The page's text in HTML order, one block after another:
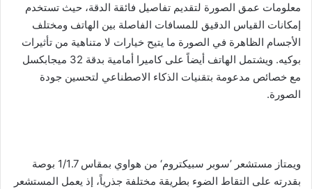
معلومات عمق الصورة لتقديم تفاصيل فائقة الدقة، حيث تستخدم
إمكانات القياس الدقيق للمسافات الفاصلة بين الهاتف ومختلف
الأجسام الظاهرة في الصورة ما يتيح خيارات لا متناهية من تأثيرات
بوكيه. ويشتمل الهاتف أيضاً على كاميرا أمامية بدقة 32 ميجابكسل
مع خصائص مدعومة بتقنيات الذكاء الاصطناعي لتحسين جودة
الصورة.
ويمتاز مستشعر ’سوبر سبيكتروم‘ من هواوي بمقاس 1/1.7 بوصة
بقدرته على التقاط الضوء بطريقة مختلفة جذرياً، إذ يعمل المستشعر